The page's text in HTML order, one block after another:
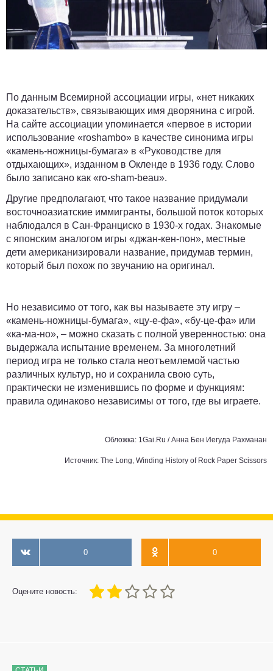
По данным Всемирной ассоциации игры, «нет никаких
доказательств», связывающих имя дворянина с игрой.
На сайте ассоциации упоминается «первое в истории
использование «roshambo» в качестве синонима игры
«камень-ножницы-бумага» в «Руководстве для
отдыхающих», изданном в Окленде в 1936 году. Слово
было записано как «ro-sham-beau».
Другие предполагают, что такое название придумали
восточноазиатские иммигранты, большой поток которых
наблюдался в Сан-Франциско в 1930-х годах. Знакомые
с японским аналогом игры «джан-кен-пон», местные
дети американизировали название, придумав термин,
который был похож по звучанию на оригинал.
Но независимо от того, как вы называете эту игру –
«камень-ножницы-бумага», «цу-е-фа», «бу-це-фа» или
«ка-ма-но», – можно сказать с полной уверенностью: она
выдержала испытание временем. За многолетний
период игра не только стала неотъемлемой частью
различных культур, но и сохранила свою суть,
практически не изменившись по форме и функциям:
правила одинаково независимы от того, где вы играете.
Обложка: 1Gai.Ru /Анна Бен Иегуда Рахманан
Источник: The Long, Winding History of Rock Paper Scissors
0 0
Оцените новость:
40
1 3 4 5